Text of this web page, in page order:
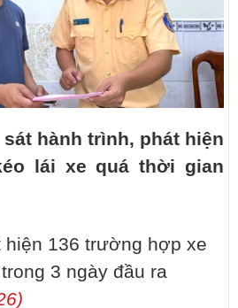
hành trình, phát hiện
lái xe quá thời gian
hiện 136 trường hợp xe
3 ngày đầu ra